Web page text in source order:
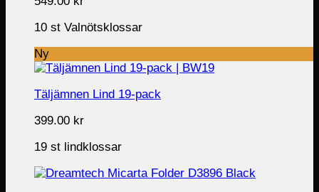
10 st Valnötsklossar
Ny
Täljämnen Lind 19-pack
399.00 kr
19 st lindklossar